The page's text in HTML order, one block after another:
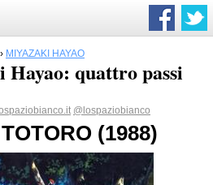
› MIYAZAKI HAYAO
Hayao: quattro passi
@lospaziobianco
(1988)